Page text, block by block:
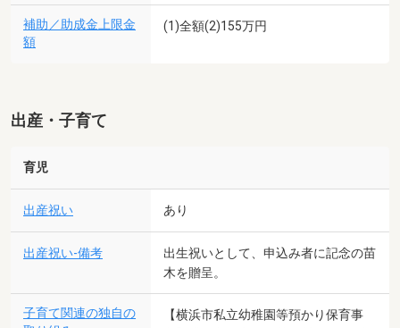
補助／助成金上限金
額
(1)全額(2)155万円
出産・子育て
育児
出産祝い あり
出産祝い-備考
出生祝いとして、申込み者に記念の苗
木を贈呈。
子育て関連の独自の
【横浜市私立幼稚園等預かり保育事